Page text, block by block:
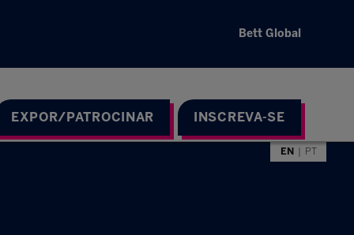
Bett Global
EXPOR/PATROCINAR INSCREVA-SE
EN PT